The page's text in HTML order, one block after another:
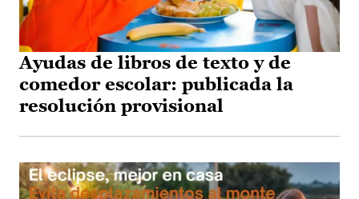
Ayudas de libros de texto y de
comedor escolar: publicada la
resolución provisional